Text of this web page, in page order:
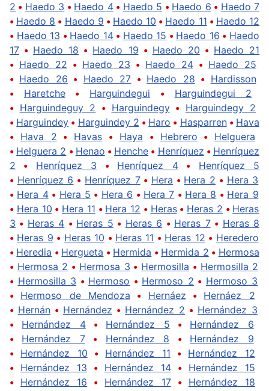
2 • Haedo 3 • Haedo 4• Haedo 5 • Haedo 6 • Haedo 7
• Haedo 8 • Haedo 9 • Haedo 10 • Haedo 11 • Haedo 12
• Haedo 13 • Haedo 14• Haedo 15 • Haedo 16 • Haedo
17 • Haedo 18 • Haedo 19 • Haedo 20 • Haedo 21
• Haedo 22 • Haedo 23 • Haedo 24 • Haedo 25
• Haedo 26 • Haedo 27 • Haedo 28 • Hardisson
• Haretche• Harguindegui • Harguindegui 2
• Harguindeguy 2 • Harguindegy• Harguindegy 2
• Harguindey • Harguindey 2 • Haro • Hasparren• Hava
• Hava 2 • Havas • Haya • Hebrero • Helguera
• Helguera 2 • Henao • Henche • Henríquez • Henríquez
2 • Henríquez 3 • Henríquez 4• Henríquez 5
• Henríquez 6 • Henríquez 7• Hera • Hera 2 • Hera 3
• Hera 4• Hera 5 • Hera 6 • Hera 7 • Hera 8 • Hera 9
• Hera 10 • Hera 11 • Hera 12 • Heras• Heras 2 • Heras
3 • Heras 4 • Heras 5 • Heras 6 • Heras 7• Heras 8
• Heras 9 • Heras 10 • Heras 11 • Heras 12 • Heredero
• Heredia • Hergueta • Hermida • Hermida 2 • Hermosa
• Hermosa 2 • Hermosa 3 • Hermosilla • Hermosilla 2
• Hermosilla 3 • Hermoso • Hermoso 2 • Hermoso 3
• Hermoso de Mendoza • Hernáez • Hernáez 2
• Hernán • Hernández • Hernández 2 • Hernández 3
• Hernández 4• Hernández 5 • Hernández 6
• Hernández 7• Hernández 8 • Hernández 9
• Hernández 10 • Hernández 11 • Hernández 12
• Hernández 13 • Hernández 14 • Hernández 15
• Hernández 16 • Hernández 17• Hernández 18